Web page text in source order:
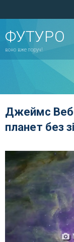
ФУТУРО
воно вже поруч!
Джеймс
планет без